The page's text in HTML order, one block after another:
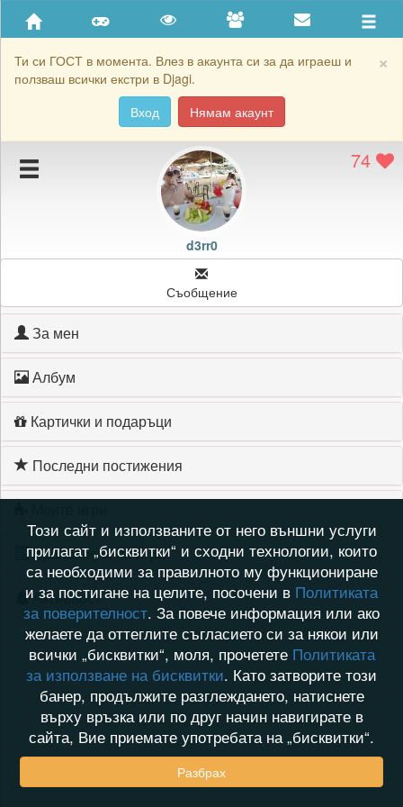
×
Ти си ГОСТ в момента. Влез в акаунта си за да играеш и
ползваш всички екстри в Djagi.
Вход
Нямам акаунт
Приятели
Хронология на игри
Подаръците на d3rr0 74
d3rr0
Съобщение
За мен
Албум
Картички и подаръци
Последни постижения
Хронология на игри
Активност
Този сайт и използваните от него външни услуги
прилагат „бисквитки“ и сходни технологии, които
са необходими за правилното му функциониране
и за постигане на целите, посочени в Политиката
за поверителност. За повече информация или ако
желаете да оттеглите съгласието си за някои или
всички „бисквитки“, моля, прочетете Политиката
за използване на бисквитки. Като затворите този
банер, продължите разглеждането, натиснете
върху връзка или по друг начин навигирате в
сайта, Вие приемате употребата на „бисквитки“.
Разбрах